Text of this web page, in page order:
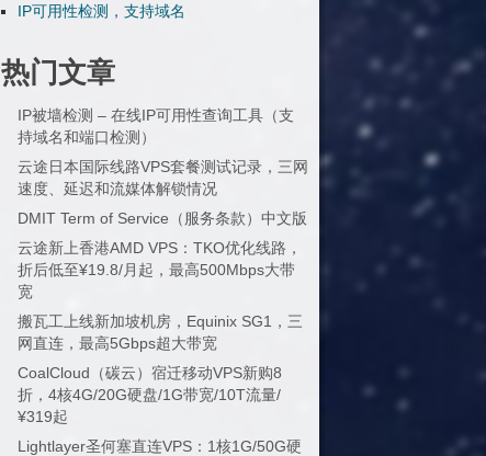
IP可用性检测，支持域名
热门文章
IP被墙检测 – 在线IP可用性查询工具（支
持域名和端口检测）
云途日本国际线路VPS套餐测试记录，三网
速度、延迟和流媒体解锁情况
DMIT Term of Service（服务条款）中文版
云途新上香港AMD VPS：TKO优化线路，
折后低至¥19.8/月起，最高500Mbps大带
宽
搬瓦工上线新加坡机房，Equinix SG1，三
网直连，最高5Gbps超大带宽
CoalCloud（碳云）宿迁移动VPS新购8
折，4核4G/20G硬盘/1G带宽/10T流量/
¥319起
Lightlayer圣何塞直连VPS：1核1G/50G硬